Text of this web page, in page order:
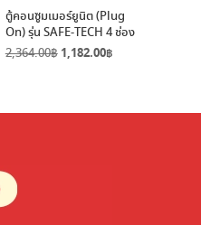
ตู้คอนซูมเมอร์ยูนิต (Plug
On) รุ่น SAFE-TECH 4 ช่อง
2,364.00฿ Original
1,182.00฿Current